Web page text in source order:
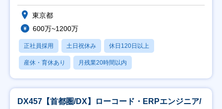
東京都
600万~1200万
正社員採用 土日祝休み 休日120日以上
産休・育休あり 月残業20時間以内
DX457【首都圏/DX】ローコード・ERPエンジニア/